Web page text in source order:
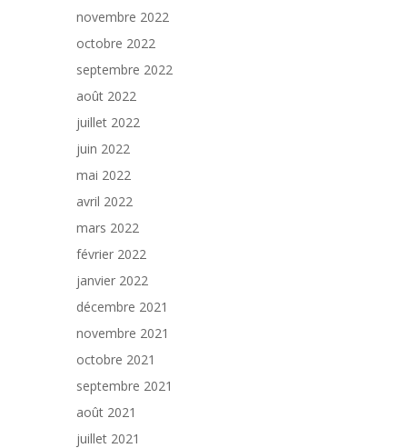
novembre 2022
octobre 2022
septembre 2022
août 2022
juillet 2022
juin 2022
mai 2022
avril 2022
mars 2022
février 2022
janvier 2022
décembre 2021
novembre 2021
octobre 2021
septembre 2021
août 2021
juillet 2021